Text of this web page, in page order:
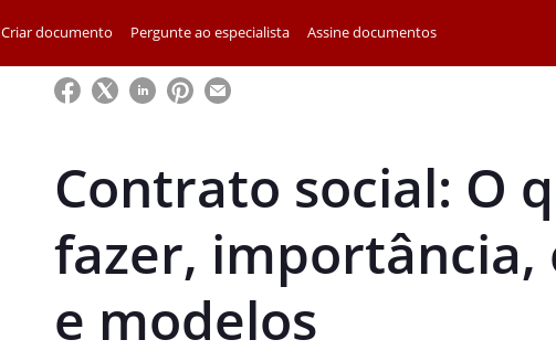
Criar documento Pergunte ao especialista Assine documentos
Contrato social: O
fazer,
e modelos